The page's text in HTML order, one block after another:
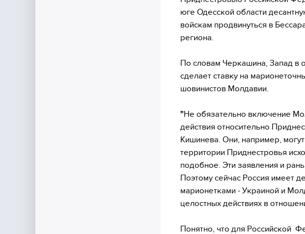
юге Одесской области
войскам продвинуться в
региона.
По словам Черкашина, Запад в
сделает ставку на
шовинистов Молдавии.
"Не обязательно включение
действия относительно
Кишинева. Они, например,
территории Приднестровья
подобное. Эти заявления и
Поэтому сейчас Россия имеет
марионетками - Украиной и
целостных действиях в
Понятно, что для Российской